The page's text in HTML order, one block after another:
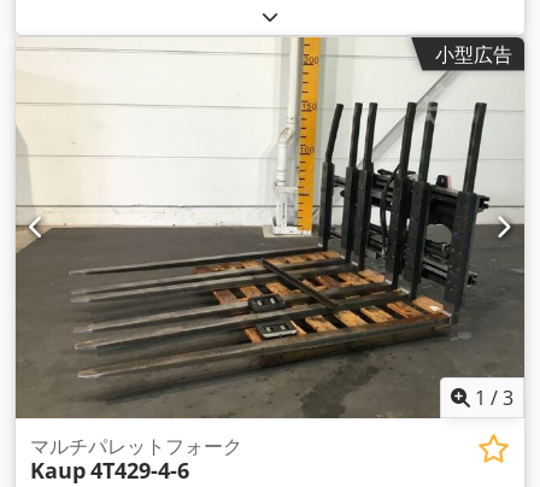
小型広告
1 /3
マルチパレットフォーク
Kaup4T429-4-6